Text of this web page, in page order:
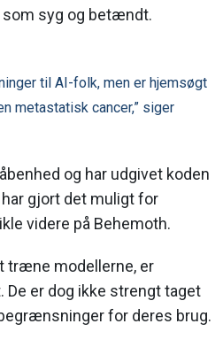
syg og betændt.
til AI-folk, men er hjemsøgt
metastatisk cancer,” siger
og har udgivet koden
gjort det muligt for
videre på Behemoth.
træne modellerne, er
er dog ikke strengt taget
for deres brug.